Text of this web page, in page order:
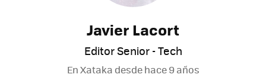
Javier Lacort
Editor Senior - Tech
En Xataka desdehace 9 años